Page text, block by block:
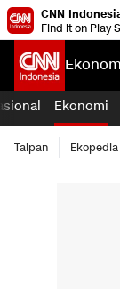
CNN
Find it on Play
Ekonomi
Taipan Ekopedia